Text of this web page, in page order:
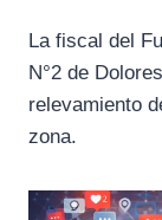
La fiscal del
N°2 de
relevamiento
zona.